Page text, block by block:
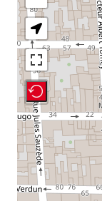
Recenter Map